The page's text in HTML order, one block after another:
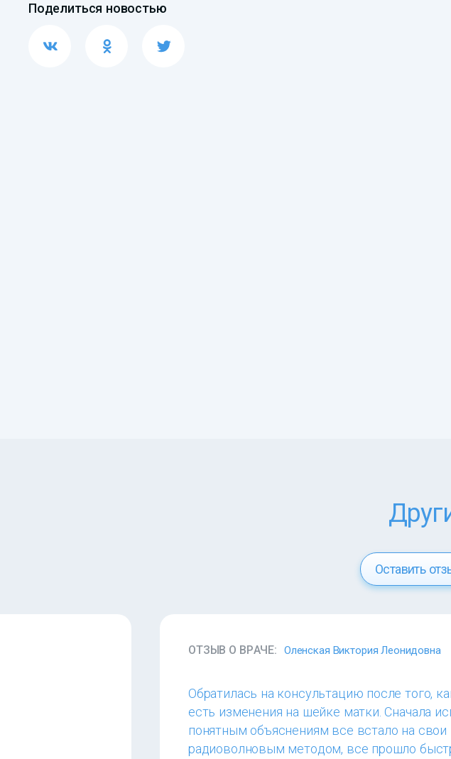
Поделиться новостью
Оставить
ОТЗЫВ О ВРАЧЕ: Оленская Виктория Леонидовна
Обратилась на консультацию после того,
есть изменения на шейке матки. Сначала
понятным объяснениям все встало на
радиоволновым методом, все прошло